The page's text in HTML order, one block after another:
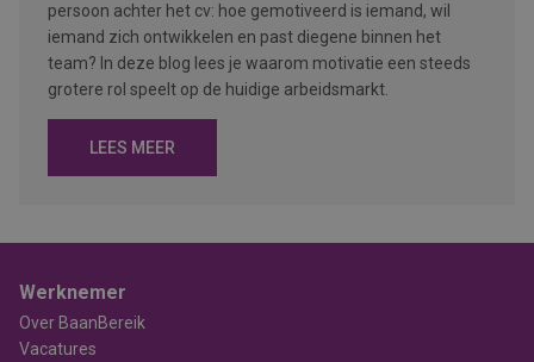
persoon achter het cv: hoe gemotiveerd is iemand, wil
iemand zich ontwikkelen en past diegene binnen het
team? In deze blog lees je waarom motivatie een steeds
grotere rol speelt op de huidige arbeidsmarkt.
LEES MEER
Werknemer
Over BaanBereik
Vacatures